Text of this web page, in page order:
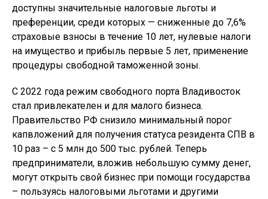
доступны значительные налоговые льготы и
преференции, среди которых — сниженные до 7,6%
страховые взносы в течение 10 лет, нулевые налоги
на имущество и прибыль первые 5 лет, применение
процедуры свободной таможенной зоны.
С 2022 года режим свободного порта Владивосток
стал привлекателен и для малого бизнеса.
Правительство РФ снизило минимальный порог
капвложений для получения статуса резидента СПВ в
10 раз – с 5 млн до 500 тыс. рублей. Теперь
предприниматели, вложив небольшую сумму денег,
могут открыть свой бизнес при помощи государства
– пользуясь налоговыми льготами и другими